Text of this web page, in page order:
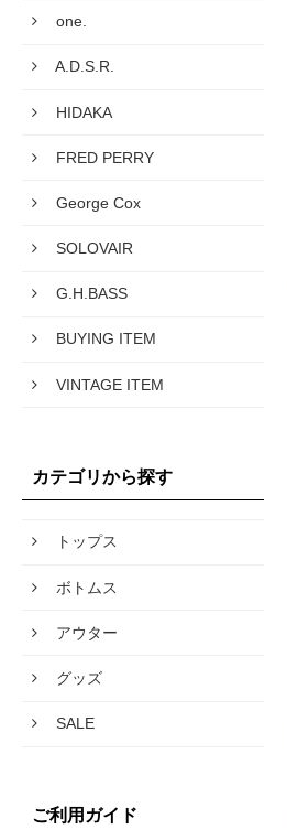
one.
A.D.S.R.
HIDAKA
FRED PERRY
George Cox
SOLOVAIR
G.H.BASS
BUYING ITEM
VINTAGE ITEM
カテゴリから探す
トップス
ボトムス
アウター
グッズ
SALE
ご利用ガイド